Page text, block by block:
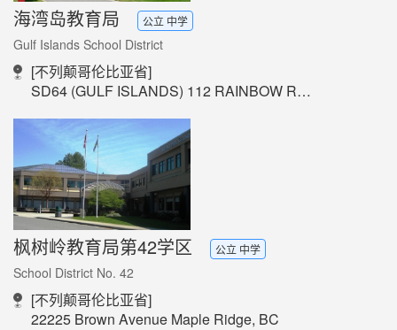
海湾岛教育局 公立 中学
Gulf Islands School District
[不列颠哥伦比亚省]
SD64 (GULF ISLANDS) 112 RAINBOW ROAD, SALT SPRING ISLAND, BC V8K 2K3
枫树岭教育局第42学区 公立 中学
School District No. 42
[不列颠哥伦比亚省]
22225 Brown Avenue Maple Ridge, BC